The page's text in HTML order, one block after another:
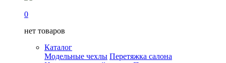
0
нет товаров
Каталог
Модельные чехлы Перетяжка салона